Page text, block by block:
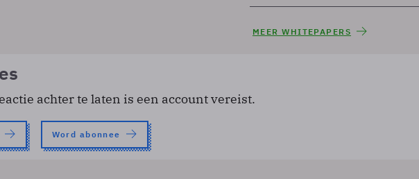
MEER WHITEPAPERS
achter te laten is een account vereist.
Word abonnee